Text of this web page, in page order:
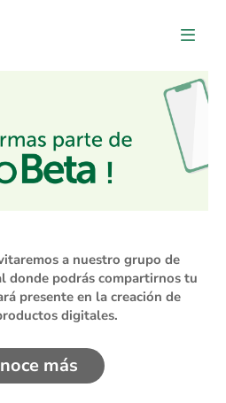
a nuestro grupo de
donde podrás compartirnos tu
presente en la creación de
digitales.
más